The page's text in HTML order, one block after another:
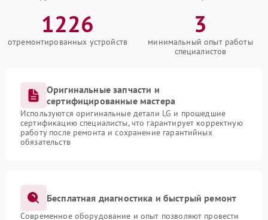
1226
отремонтированных устройств
3
минимальный опыт работы
специалистов
Оригинальные запчасти и
сертифицированные мастера
Используются оригинальные детали LG и прошедшие
сертификацию специалисты, что гарантирует корректную
работу после ремонта и сохранение гарантийных
обязательств
Бесплатная диагностика и быстрый ремонт
Современное оборудование и опыт позволяют провести